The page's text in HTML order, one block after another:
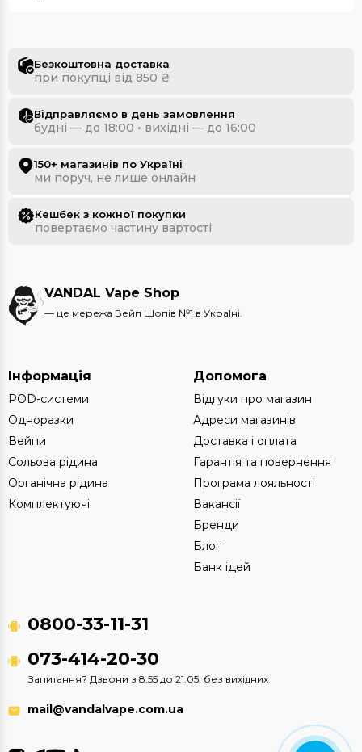
Безкоштовна доставка
при покупці від 850 ₴
Відправляємо в день замовлення
будні — до 18:00 • вихідні — до 16:00
150+ магазинів по Україні
ми поруч, не лише онлайн
Кешбек з кожної покупки
повертаємо частину вартості
VANDAL Vape Shop
— це мережа Вейп Шопів №1 в УкраЇні.
Інформація
POD-системи
Одноразки
Вейпи
Сольова рідина
Органічна рідина
Комплектуючі
Допомога
Відгуки про магазин
Адреси магазинів
Доставка і оплата
Гарантія та повернення
Програма лояльності
Вакансії
Бренди
Блог
Банк ідей
0800-33-11-31
073-414-20-30
Запитання? Дзвони з 8.55 до 21.05, без вихідних
mail@vandalvape.com.ua